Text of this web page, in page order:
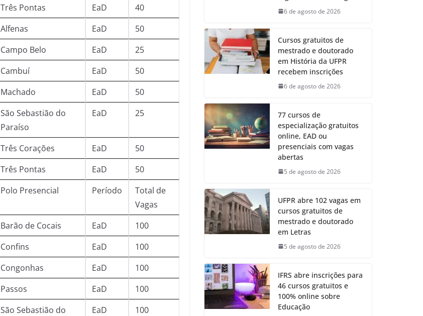
Três Pontas EaD
40
Alfenas EaD
50
Campo Belo
EaD
25
Cambuí
EaD
50
Machado
EaD
50
São Sebastião do
Paraíso
EaD 25
Três Corações EaD
50
Três Pontas
EaD
50
Polo Presencial Período
Total de
Vagas
Barão de Cocais EaD
100
Confins
EaD
100
Congonhas
EaD
100
Passos
EaD
100
São Sebastião do
EaD 100
6 de agosto de 2026
Cursos gratuitos de
mestrado e doutorado
em História da UFPR
recebem inscrições
6 de agosto de 2026
77 cursos de
especialização gratuitos
online, EAD ou
presenciais com vagas
abertas
5 de agosto de 2026
UFPR abre 102 vagas em
cursos gratuitos de
mestrado e doutorado
em Letras
5 de agosto de 2026
IFRS abre inscrições para
46 cursos gratuitos e
100% online sobre
Educação